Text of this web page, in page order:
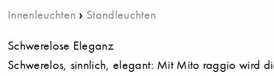
Innenleuchten › Standleuchten
Schwerelose Eleganz
Schwerelos, sinnlich, elegant: Mit Mito raggio wird